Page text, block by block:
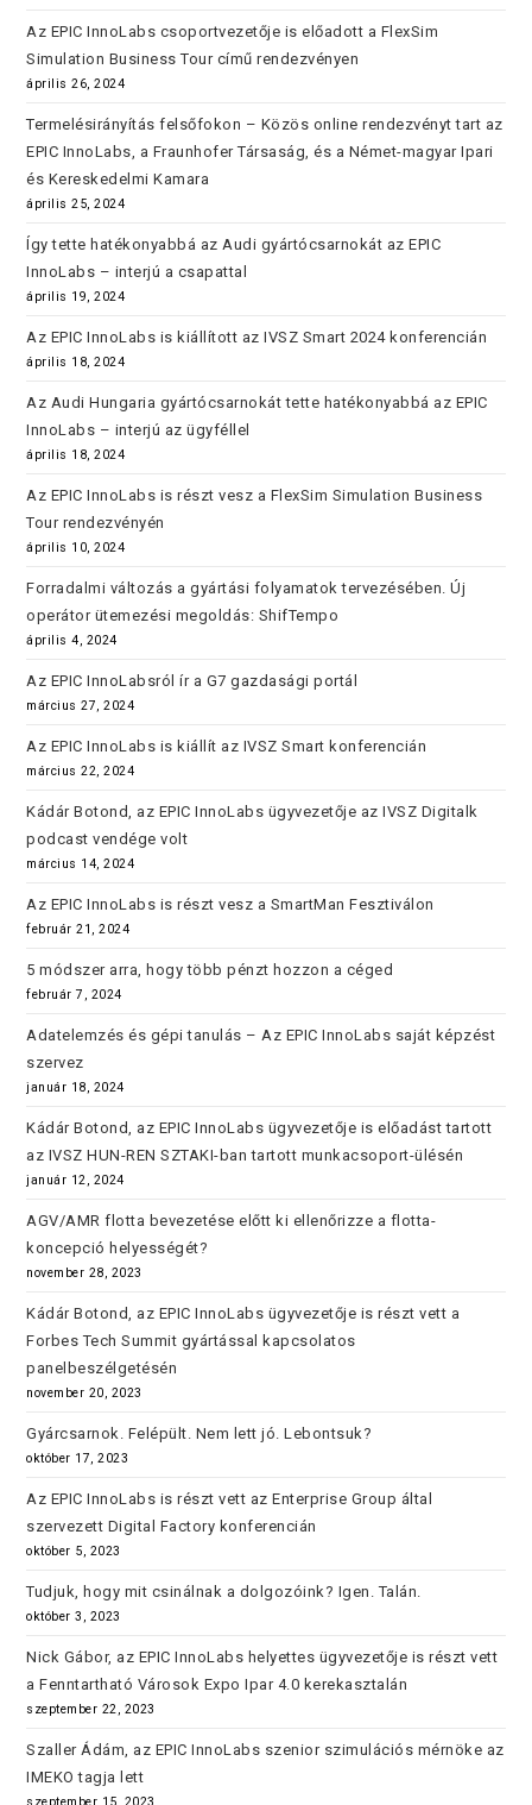
Az EPIC InnoLabs csoportvezetője is előadott a FlexSim
Simulation Business Tour című rendezvényen
április 26, 2024
Termelésirányítás felsőfokon – Közös online rendezvényt tart az
EPIC InnoLabs, a Fraunhofer Társaság, és a Német-magyar Ipari
és Kereskedelmi Kamara
április 25, 2024
Így tette hatékonyabbá az Audi gyártócsarnokát az EPIC
InnoLabs – interjú a csapattal
április 19, 2024
Az EPIC InnoLabs is kiállított az IVSZ Smart 2024 konferencián
április 18, 2024
Az Audi Hungaria gyártócsarnokát tette hatékonyabbá az EPIC
InnoLabs – interjú az ügyféllel
április 18, 2024
Az EPIC InnoLabs is részt vesz a FlexSim Simulation Business
Tour rendezvényén
április 10, 2024
Forradalmi változás a gyártási folyamatok tervezésében. Új
operátor ütemezési megoldás: ShifTempo
április 4, 2024
Az EPIC InnoLabsról ír a G7 gazdasági portál
március 27, 2024
Az EPIC InnoLabs is kiállít az IVSZ Smart konferencián
március 22, 2024
Kádár Botond, az EPIC InnoLabs ügyvezetője az IVSZ Digitalk
podcast vendége volt
március 14, 2024
Az EPIC InnoLabs is részt vesz a SmartMan Fesztiválon
február 21, 2024
5 módszer arra, hogy több pénzt hozzon a céged
február 7, 2024
Adatelemzés és gépi tanulás – Az EPIC InnoLabs saját képzést
szervez
január 18, 2024
Kádár Botond, az EPIC InnoLabs ügyvezetője is előadást tartott
az IVSZ HUN-REN SZTAKI-ban tartott munkacsoport-ülésén
január 12, 2024
AGV/AMR flotta bevezetése előtt ki ellenőrizze a flotta-
koncepció helyességét?
november 28, 2023
Kádár Botond, az EPIC InnoLabs ügyvezetője is részt vett a
Forbes Tech Summit gyártással kapcsolatos
panelbeszélgetésén
november 20, 2023
Gyárcsarnok. Felépült. Nem lett jó. Lebontsuk?
október 17, 2023
Az EPIC InnoLabs is részt vett az Enterprise Group által
szervezett Digital Factory konferencián
október 5, 2023
Tudjuk, hogy mit csinálnak a dolgozóink? Igen. Talán.
október 3, 2023
Nick Gábor, az EPIC InnoLabs helyettes ügyvezetője is részt vett
a Fenntartható Városok Expo Ipar 4.0 kerekasztalán
szeptember 22, 2023
Szaller Ádám, az EPIC InnoLabs szenior szimulációs mérnöke az
IMEKO tagja lett